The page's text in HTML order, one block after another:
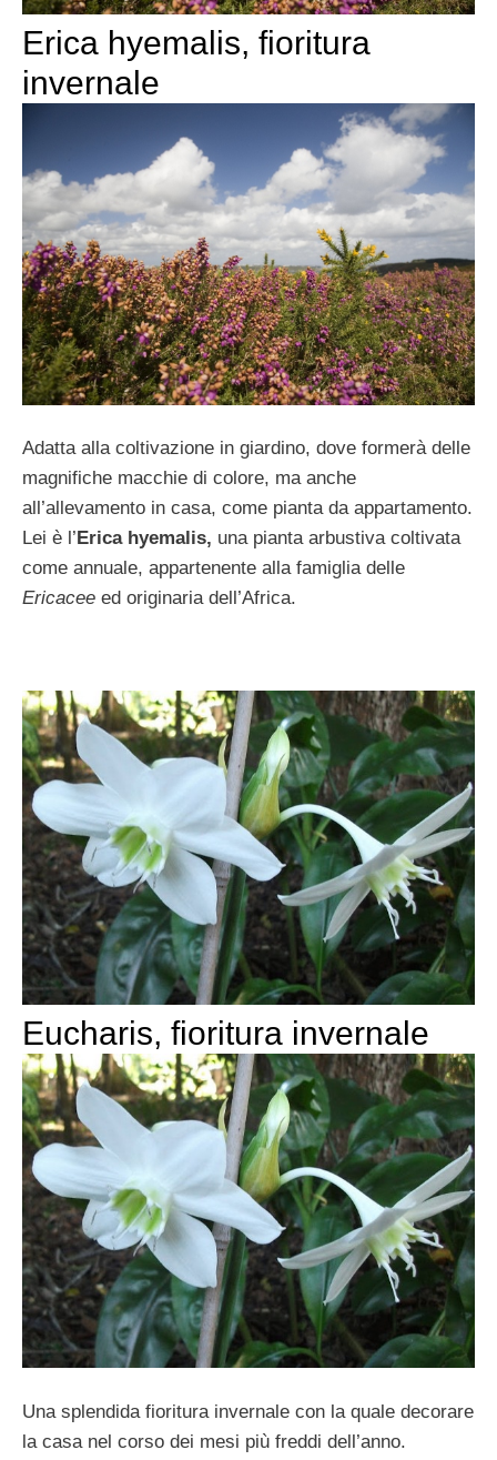
Erica hyemalis, fioritura
invernale
Adatta alla coltivazione in giardino, dove formerà delle
magnifiche macchie di colore, ma anche
all’allevamento in casa, come pianta da appartamento.
Lei è l’ Erica hyemalis, una pianta arbustiva coltivata
come annuale, appartenente alla famiglia delle
Ericacee ed originaria dell’Africa.
Eucharis, fioritura invernale
Una splendida fioritura invernale con la quale decorare
la casa nel corso dei mesi più freddi dell’anno.